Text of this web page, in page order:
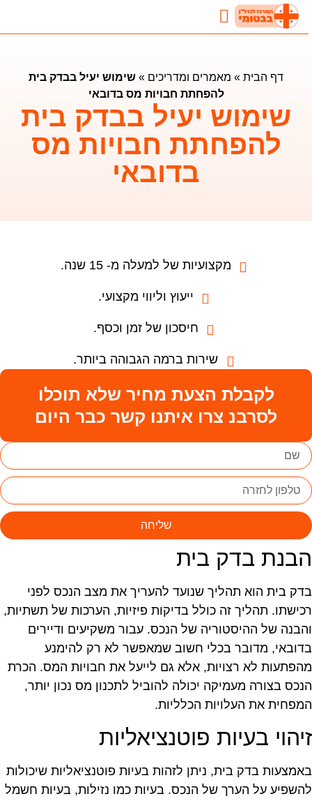
דף הבית»מאמרים ומדריכים»שימוש יעיל בבדק בית
להפחתת חבויות מס בדובאי
שימוש יעיל בבדק בית
להפחתת חבויות מס
בדובאי
מקצועיות של למעלה מ- 15 שנה.
ייעוץ וליווי מקצועי.
חיסכון של זמן וכסף.
שירות ברמה הגבוהה ביותר.
לקבלת הצעת מחיר שלא תוכלו
לסרבנ צרו איתנו קשר כבר היום
שליחה
בדק בית
בית הוא תהליך שנועד להעריך את מצב הנכס לפני
תהליך זה כולל בדיקות פיזיות, הערכות של תשתיות,
של ההיסטוריה של הנכס. עבור משקיעים ודיירים
מדובר בכלי חשוב שמאפשר לא רק להימנע
לא רצויות, אלא גם לייעל את חבויות המס. הכרת
בצורה מעמיקה יכולה להוביל לתכנון מס נכון יותר,
את העלויות הכלליות.
בעיות פוטנציאליות
בדק בית, ניתן לזהות בעיות פוטנציאליות שיכולות
על הערך של הנכס. בעיות כמו נזילות, בעיות חשמל